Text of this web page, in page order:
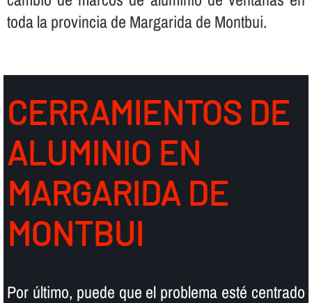
toda la provincia de Margarida de Montbui.
CERRAMIENTOS DE
ALUMINIO EN
MARGARIDA DE
MONTBUI
Por último, puede que el problema esté centrado